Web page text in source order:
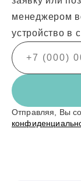
менеджером
устройство в
Отправляя, Вы